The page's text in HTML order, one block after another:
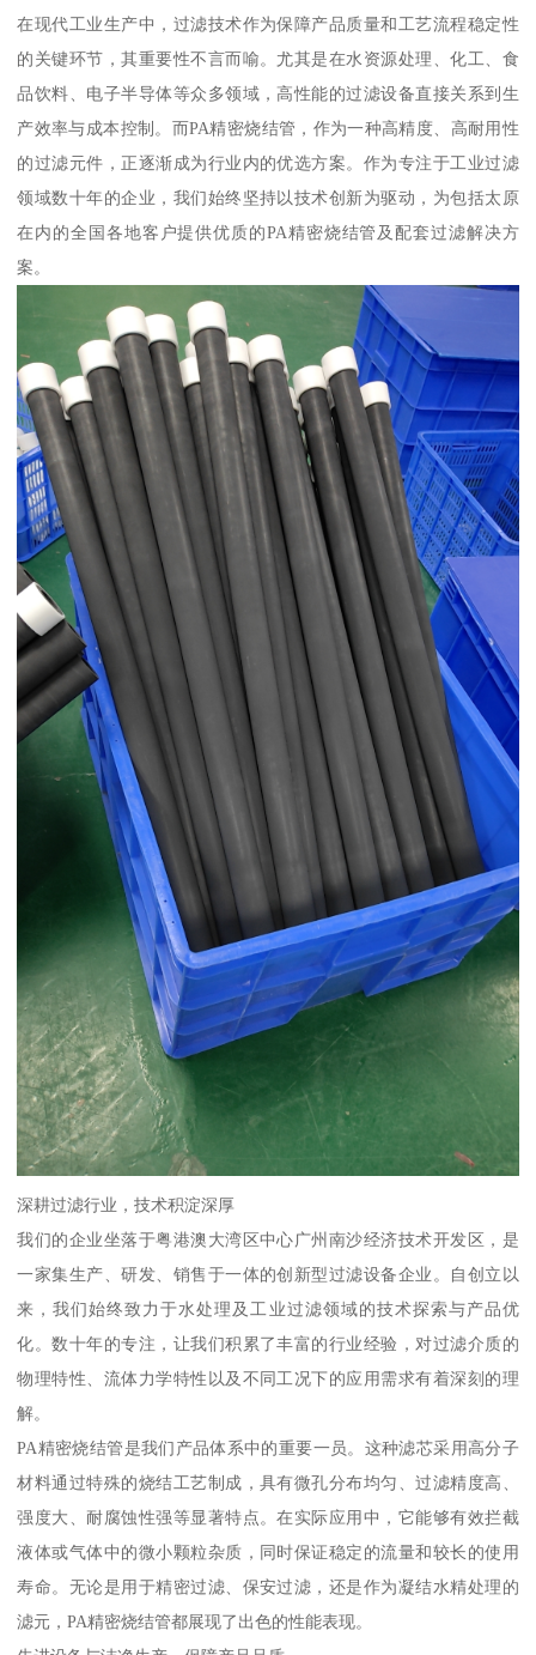
在现代工业生产中，过滤技术作为保障产品质量和工艺流程稳定性
的关键环节，其重要性不言而喻。尤其是在水资源处理、化工、食
品饮料、电子半导体等众多领域，高性能的过滤设备直接关系到生
产效率与成本控制。而PA精密烧结管，作为一种高精度、高耐用性
的过滤元件，正逐渐成为行业内的优选方案。作为专注于工业过滤
领域数十年的企业，我们始终坚持以技术创新为驱动，为包括太原
在内的全国各地客户提供优质的PA精密烧结管及配套过滤解决方
案。
深耕过滤行业，技术积淀深厚
我们的企业坐落于粤港澳大湾区中心广州南沙经济技术开发区，是
一家集生产、研发、销售于一体的创新型过滤设备企业。自创立以
来，我们始终致力于水处理及工业过滤领域的技术探索与产品优
化。数十年的专注，让我们积累了丰富的行业经验，对过滤介质的
物理特性、流体力学特性以及不同工况下的应用需求有着深刻的理
解。
PA精密烧结管是我们产品体系中的重要一员。这种滤芯采用高分子
材料通过特殊的烧结工艺制成，具有微孔分布均匀、过滤精度高、
强度大、耐腐蚀性强等显著特点。在实际应用中，它能够有效拦截
液体或气体中的微小颗粒杂质，同时保证稳定的流量和较长的使用
寿命。无论是用于精密过滤、保安过滤，还是作为凝结水精处理的
滤元，PA精密烧结管都展现了出色的性能表现。